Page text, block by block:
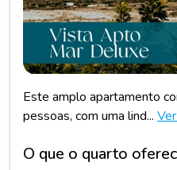
Este amplo apartamento
pessoas, com uma lind...
O que o quarto